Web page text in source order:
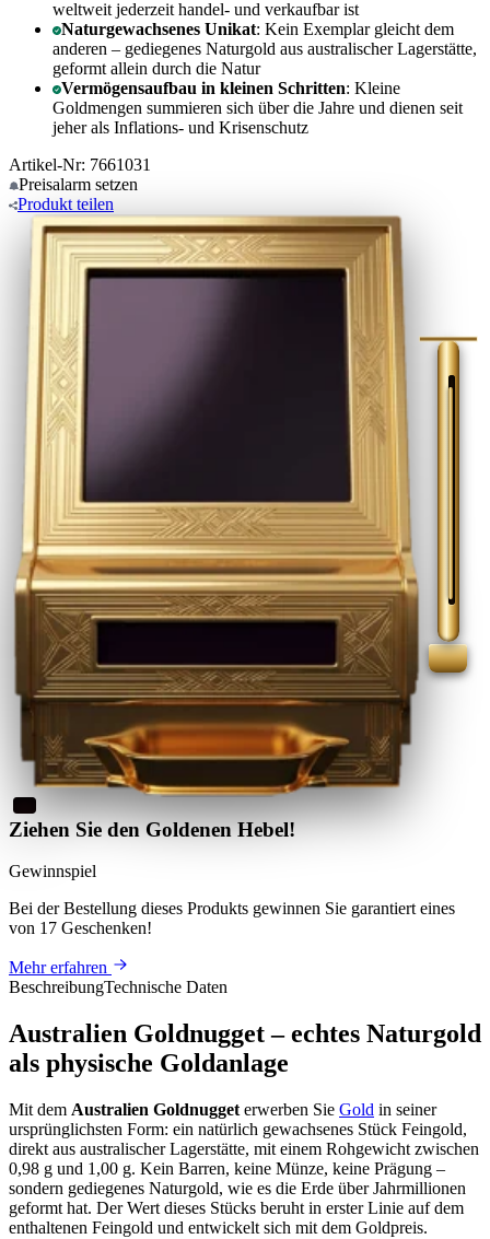
weltweit jederzeit handel- und verkaufbar ist
Naturgewachsenes Unikat: Kein Exemplar gleicht dem
anderen – gediegenes Naturgold aus australischer Lagerstätte,
geformt allein durch die Natur
Vermögensaufbau in kleinen Schritten: Kleine
Goldmengen summieren sich über die Jahre und dienen seit
jeher als Inflations- und Krisenschutz
Artikel-Nr: 7661031
Preisalarm setzen
Produkt teilen
Ziehen Sie den Goldenen Hebel!
Gewinnspiel
Bei der Bestellung dieses Produkts gewinnen Sie garantiert eines
von 17 Geschenken!
Mehr erfahren
BeschreibungTechnische Daten
Australien Goldnugget – echtes Naturgold
als physische Goldanlage
Mit dem Australien Goldnugget erwerben Sie Gold in seiner
ursprünglichsten Form: ein natürlich gewachsenes Stück Feingold,
direkt aus australischer Lagerstätte, mit einem Rohgewicht zwischen
0,98 g und 1,00 g. Kein Barren, keine Münze, keine Prägung –
sondern gediegenes Naturgold, wie es die Erde über Jahrmillionen
geformt hat. Der Wert dieses Stücks beruht in erster Linie auf dem
enthaltenen Feingold und entwickelt sich mit dem Goldpreis.